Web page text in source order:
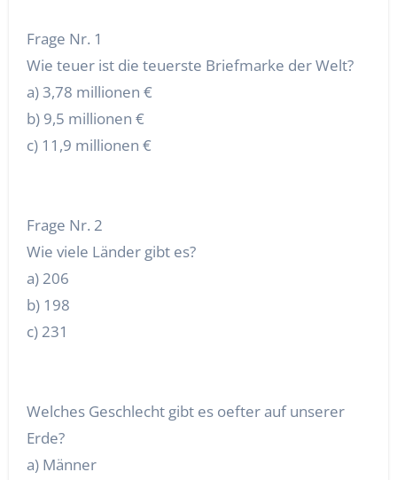
Frage Nr. 1
Wie teuer ist die teuerste Briefmarke der Welt?
a) 3,78 millionen €
b) 9,5 millionen €
c) 11,9 millionen €
Frage Nr. 2
Wie viele Länder gibt es?
a) 206
b) 198
c) 231
Welches Geschlecht gibt es oefter auf unserer
Erde?
a) Männer